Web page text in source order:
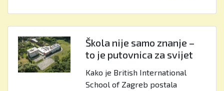
Škola nije samo znanje –
to je putovnica za svijet
Kako je British International
School of Zagreb postala